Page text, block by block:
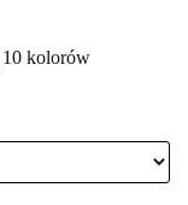
10 kolorów